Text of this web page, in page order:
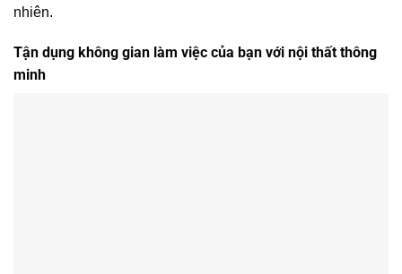
nhiên.
Tận dụng không gian làm việc của bạn với nội thất thông
minh